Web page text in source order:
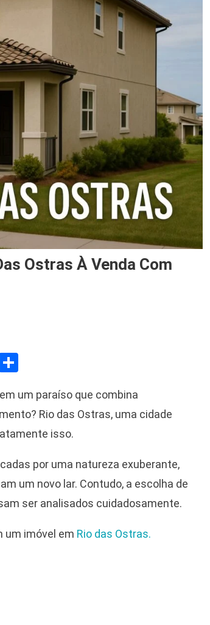
Ostras À Venda Com
um paraíso que combina
Rio das Ostras, uma cidade
isso.
por uma natureza exuberante,
um novo lar. Contudo, a escolha de
ser analisados cuidadosamente.
um imóvel em Rio das Ostras.